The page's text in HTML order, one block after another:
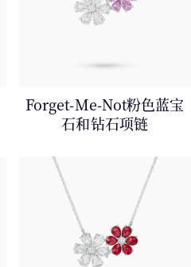
Forget-Me-Not粉色蓝宝
石和⁠钻⁠石项链